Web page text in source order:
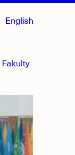
Fakultymenu
English